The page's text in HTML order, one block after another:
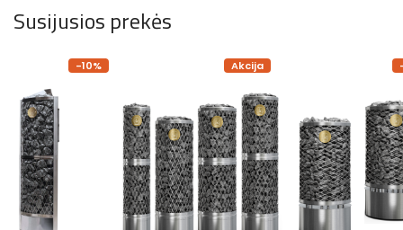
Susijusios prekės
-10% Akcija